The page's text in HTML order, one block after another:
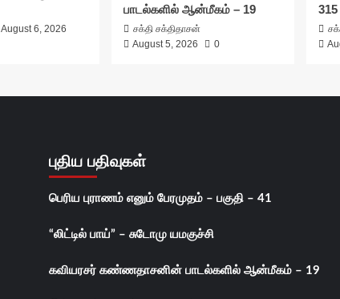
August 6, 2026
பாடல்களில் ஆன்மீகம் – 19
சக்தி சக்திதாசன்
August 5, 2026
0
315
புதிய பதிவுகள்
பெரிய புராணம் எனும் பேரமுதம் – பகுதி – 41
“லிட்டில் பாய்” – சுடோமு யமகுச்சி
கவியரசர் கண்ணதாசனின் பாடல்களில் ஆன்மீகம் – 19